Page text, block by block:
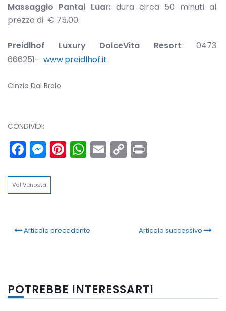
Massaggio Pantai Luar: dura circa 50 minuti al
prezzo di € 75,00.
Preidlhof Luxury DolceVita Resort: 0473
666251- www.preidlhof.it
Cinzia Dal Brolo
CONDIVIDI:
Facebook
Messenger
Pinterest
WhatsApp
Email
Copy
Link
Val Venosta
Articolo precedente Articolo successivo
POTREBBE INTERESSARTI